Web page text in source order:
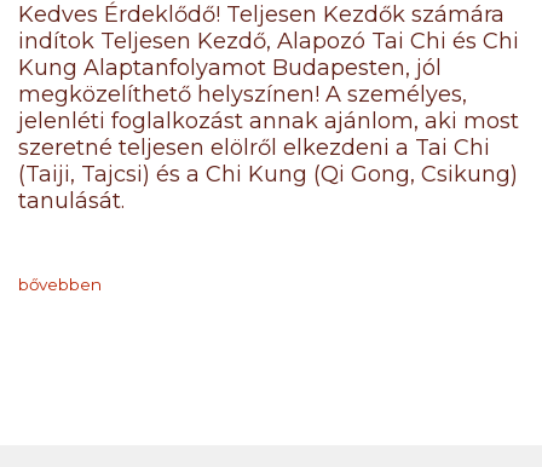
Kedves Érdeklődő! Teljesen Kezdők számára
indítok Teljesen Kezdő, Alapozó Tai Chi és Chi
Kung Alaptanfolyamot Budapesten, jól
megközelíthető helyszínen! A személyes,
jelenléti foglalkozást annak ajánlom, aki most
szeretné teljesen elölről elkezdeni a Tai Chi
(Taiji, Tajcsi) és a Chi Kung (Qi Gong, Csikung)
tanulását.
bővebben